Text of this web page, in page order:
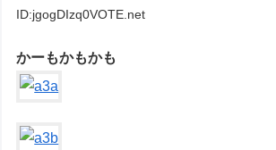
ID:jgogDIzq0VOTE.net
かーもかもかも